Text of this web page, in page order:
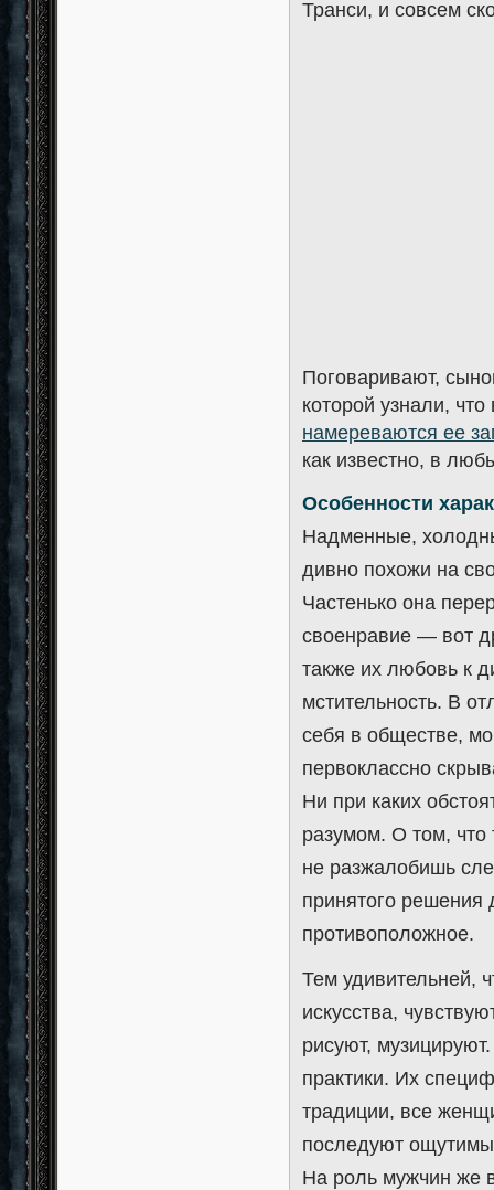
Транси, и совсем
Поговаривают,
которой узнали,
намереваются ее
как известно, в
Особенности
Надменные,
дивно похожи на
Частенько она
своенравие — вот
также их любовь к
мстительность. В
себя в обществе,
первоклассно
Ни при каких
разумом. О том, что
не разжалобишь
принятого решения
противоположное.
Тем удивительней,
искусства,
рисуют,
практики. Их
традиции, все
последуют
На роль мужчин же